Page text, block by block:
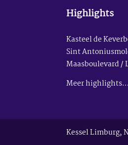
Highlights
Kasteel de
Sint
Maasboulevard /
Meer highlights…
Kessel Limburg,